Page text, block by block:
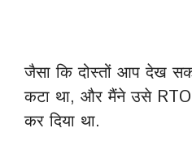
जैसा कि दोस्तों आप देख
कटा था, और मैंने उसे
कर दिया था.